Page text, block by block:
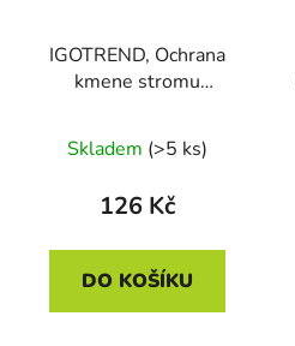
IGOTREND, Ochrana
kmene stromu
průměr kmene do 11,5
cm, barva zelená
Skladem (>5 ks)
126 Kč
DO KOŠÍKU